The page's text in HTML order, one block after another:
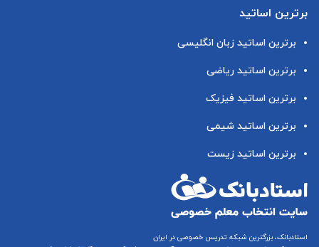
برترین اساتید
برترین اساتید زبان انگلیسی
برترین اساتید ریاضی
برترین اساتید فیزیک
برترین اساتید شیمی
برترین اساتید زیست
استادبانک، بزرگترین شبکه تدریس خصوصی در ایران